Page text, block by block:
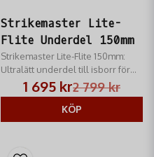
Strikemaster Lite-
Flite Underdel 150mm
Strikemaster Lite-Flite 150mm:
Ultralätt underdel till isborr för
skruvdragare. Med Mora-skär
och issläppande syntetspiral för
smidigt isfiske.
2 799 kr
1 695 kr
KÖP